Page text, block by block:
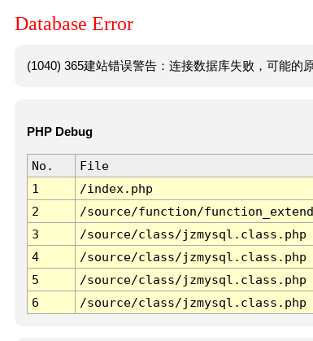
Database Error
(1040) 365建站错误警告：连接数据库失败，可能的
PHP Debug
No. File
1
/index.php
2
/source/function/
3
/source/class/jzmysql.class.php
4
/source/class/jzmysql.class.php
5
/source/class/jzmysql.class.php
6
/source/class/jzmysql.class.php